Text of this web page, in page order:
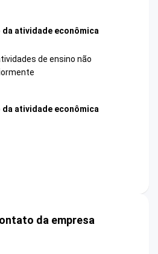
atividade econômica
de ensino não
atividade econômica
da empresa